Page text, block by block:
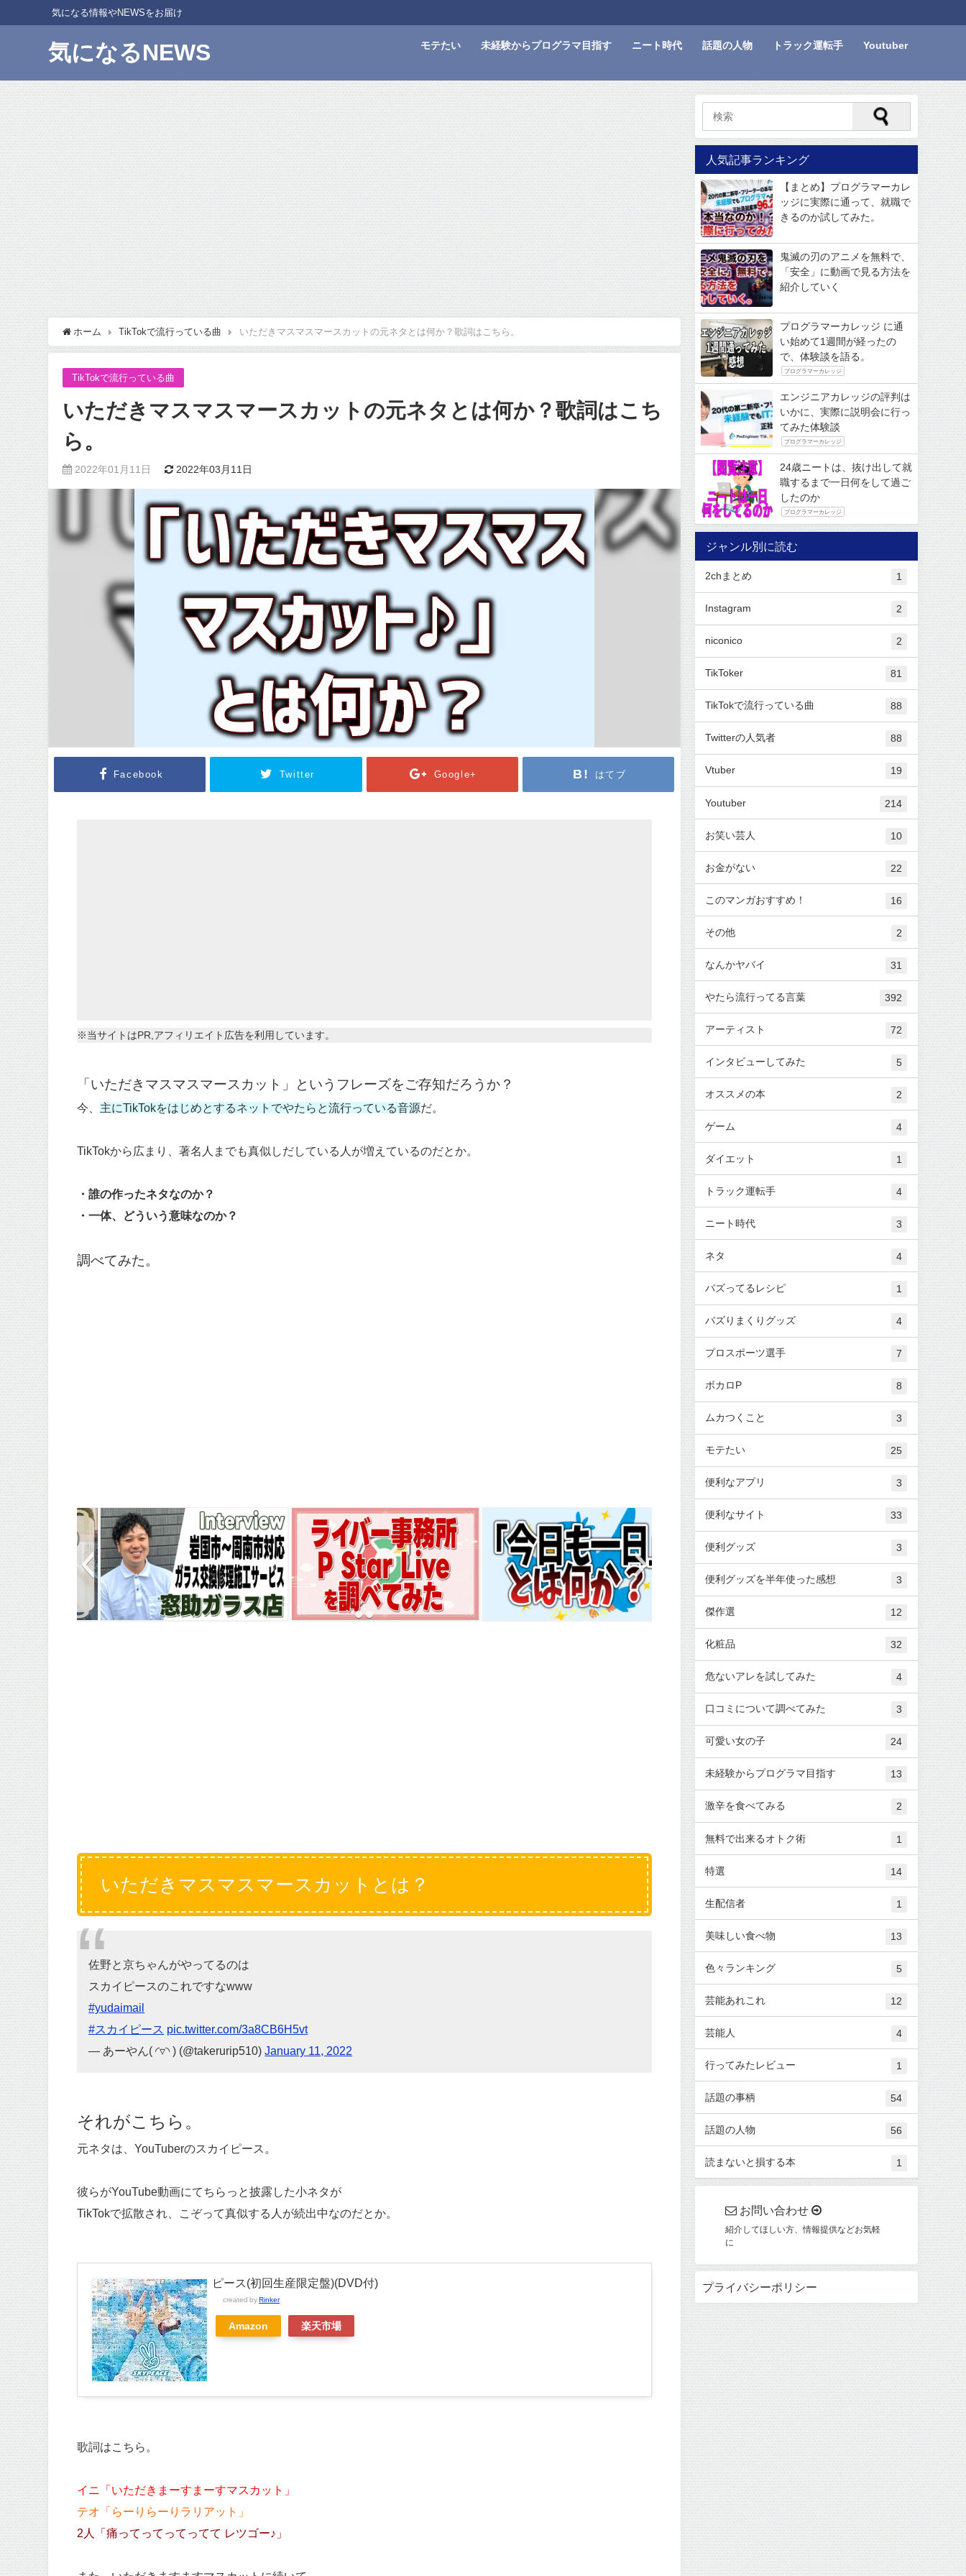
気になる情報やNEWSをお届け
気になるNEWS モテたい 未経験からプログラマ目指す ニート時代 話題の人物 トラック運転手 Youtuber
ホーム TikTokで流行っている曲 いただきマスマスマースカットの元ネタとは何か？歌詞はこちら。
TikTokで流行っている曲
いただきマスマスマースカットの元ネタとは何か？歌詞はこち
ら。
2022年01月11日 2022年03月11日
Facebook Twitter Google+ はてブ
※当サイトはPR,アフィリエイト広告を利用しています。
「いただきマスマスマースカット」というフレーズをご存知だろうか？
今、 主にTikTokをはじめとするネットでやたらと流行っている音源だ。
TikTokから広まり、著名人までも真似しだしている人が増えているのだとか。
・誰の作ったネタなのか？
・一体、どういう意味なのか？
調べてみた。
ブログサムネ
いただきマスマスマースカットとは？
佐野と京ちゃんがやってるのは
スカイピースのこれですなwww
#yudaimail
#スカイピース pic.twitter.com/3a8CB6H5vt
— あーやん( ◜▿◝ ) (@takerurip510)January 11, 2022
それがこちら。
元ネタは、YouTuberのスカイピース。
彼らがYouTube動画にてちらっと披露した小ネタが
TikTokで拡散され、こぞって真似する人が続出中なのだとか。
ピース(初回生産限定盤)(DVD付)
created by Rinker
Amazon 楽天市場
歌詞はこちら。
イニ「いただきまーすまーすマスカット」
テオ「らーりらーりラリアット」
2人「痛ってってってってて レツゴー♪」
人気記事ランキング
【まとめ】プログラマーカレ
ッジに実際に通って、就職で
きるのか試してみた。
鬼滅の刃のアニメを無料で、
「安全」に動画で見る方法を
紹介していく
プログラマーカレッジ に通
い始めて1週間が経ったの
で、体験談を語る。
プログラマーカレッジ
エンジニアカレッジの評判は
いかに、実際に説明会に行っ
てみた体験談
プログラマーカレッジ
24歳ニートは、抜け出して就
職するまで一日何をして過ご
したのか
プログラマーカレッジ
ジャンル別に読む
2chまとめ 1
Instagram 2
niconico 2
TikToker 81
TikTokで流行っている曲 88
Twitterの人気者 88
Vtuber 19
Youtuber 214
お笑い芸人 10
お金がない 22
このマンガおすすめ！ 16
その他 2
なんかヤバイ 31
やたら流行ってる言葉 392
アーティスト 72
インタビューしてみた 5
オススメの本 2
ゲーム 4
ダイエット 1
トラック運転手 4
ニート時代 3
ネタ 4
バズってるレシピ 1
バズりまくりグッズ 4
プロスポーツ選手 7
ボカロP 8
ムカつくこと 3
モテたい 25
便利なアプリ 3
便利なサイト 33
便利グッズ 3
便利グッズを半年使った感想 3
傑作選 12
化粧品 32
危ないアレを試してみた 4
口コミについて調べてみた 3
可愛い女の子 24
未経験からプログラマ目指す 13
激辛を食べてみる 2
無料で出来るオトク術 1
特選 14
生配信者 1
美味しい食べ物 13
色々ランキング 5
芸能あれこれ 12
芸能人 4
行ってみたレビュー 1
話題の事柄 54
話題の人物 56
読まないと損する本 1
お問い合わせ
紹介してほしい方、情報提供などお気軽
に
プライバシーポリシー